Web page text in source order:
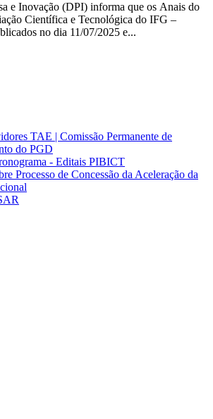
e Inovação (DPI) informa que os Anais do
Científica e Tecnológica do IFG –
no dia 11/07/2025 e...
TAE | Comissão Permanente de
do PGD
- Editais PIBICT
Processo de Concessão da Aceleração da